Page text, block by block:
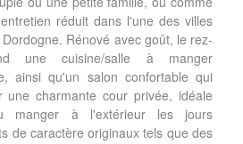
réduit dans l'une des villes
Rénové avec goût, le rez-
une cuisine/salle à manger
ainsi qu'un salon confortable qui
une charmante cour privée, idéale
manger à l'extérieur les jours
de caractère originaux tels que des